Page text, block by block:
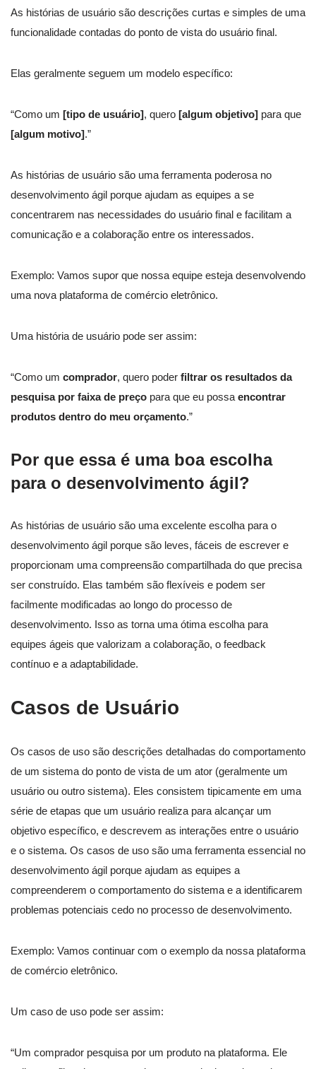
As histórias de usuário são descrições curtas e simples de uma
funcionalidade contadas do ponto de vista do usuário final.
Elas geralmente seguem um modelo específico:
“Como um [tipo de usuário], quero [algum objetivo] para que
[algum motivo].”
As histórias de usuário são uma ferramenta poderosa no
desenvolvimento ágil porque ajudam as equipes a se
concentrarem nas necessidades do usuário final e facilitam a
comunicação e a colaboração entre os interessados.
Exemplo: Vamos supor que nossa equipe esteja desenvolvendo
uma nova plataforma de comércio eletrônico.
Uma história de usuário pode ser assim:
“Como um comprador, quero poder filtrar os resultados da
pesquisa por faixa de preço para que eu possa encontrar
produtos dentro do meu orçamento.”
Por que essa é uma boa escolha
para o desenvolvimento ágil?
As histórias de usuário são uma excelente escolha para o
desenvolvimento ágil porque são leves, fáceis de escrever e
proporcionam uma compreensão compartilhada do que precisa
ser construído. Elas também são flexíveis e podem ser
facilmente modificadas ao longo do processo de
desenvolvimento. Isso as torna uma ótima escolha para
equipes ágeis que valorizam a colaboração, o feedback
contínuo e a adaptabilidade.
Casos de Usuário
Os casos de uso são descrições detalhadas do comportamento
de um sistema do ponto de vista de um ator (geralmente um
usuário ou outro sistema). Eles consistem tipicamente em uma
série de etapas que um usuário realiza para alcançar um
objetivo específico, e descrevem as interações entre o usuário
e o sistema. Os casos de uso são uma ferramenta essencial no
desenvolvimento ágil porque ajudam as equipes a
compreenderem o comportamento do sistema e a identificarem
problemas potenciais cedo no processo de desenvolvimento.
Exemplo: Vamos continuar com o exemplo da nossa plataforma
de comércio eletrônico.
Um caso de uso pode ser assim:
“Um comprador pesquisa por um produto na plataforma. Ele